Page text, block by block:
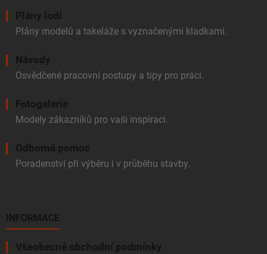
Plány lodí
Plány modelů a takeláže s vyznačenými kladkami.
Návody
Osvědčené pracovní postupy a tipy pro práci.
Fotogalerie
Modely zákazníků pro vaši inspiraci.
Odborná pomoc
Poradenství při výběru i v průběhu stavby.
INFORMACE
Všeobecné obchodní podmínky